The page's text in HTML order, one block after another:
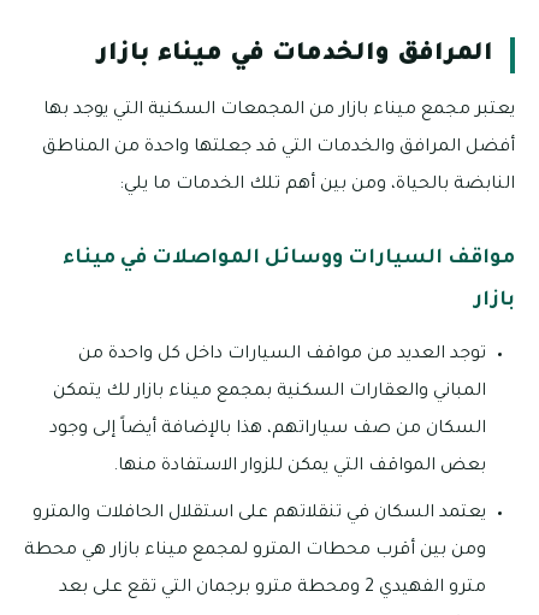
المرافق والخدمات في ميناء بازار
يعتبر مجمع ميناء بازار من المجمعات السكنية التي يوجد بها
أفضل المرافق والخدمات التي قد جعلتها واحدة من المناطق
النابضة بالحياة، ومن بين أهم تلك الخدمات ما يلي:
مواقف السيارات ووسائل المواصلات في ميناء
بازار
توجد العديد من مواقف السيارات داخل كل واحدة من
المباني والعقارات السكنية بمجمع ميناء بازار لك يتمكن
السكان من صف سياراتهم، هذا بالإضافة أيضاً إلى وجود
بعض المواقف التي يمكن للزوار الاستفادة منها.
يعتمد السكان في تنقلاتهم على استقلال الحافلات والمترو
ومن بين أقرب محطات المترو لمجمع ميناء بازار هي محطة
مترو الفهيدي 2 ومحطة مترو برجمان التي تقع على بعد